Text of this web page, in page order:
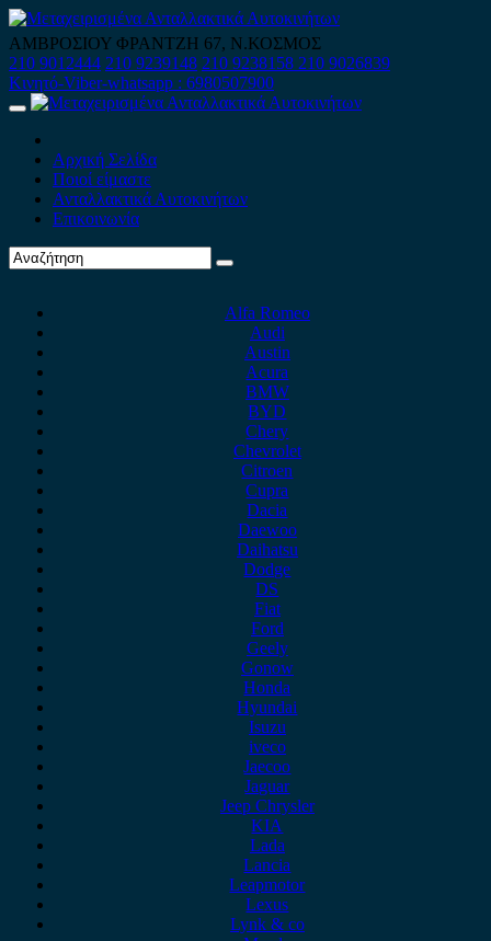
Skip
to
content
ΑΜΒΡΟΣΙΟΥ ΦΡΑΝΤΖΗ 67, Ν.ΚΟΣΜΟΣ
210 9012444 210 9239148 210 9238158 210 9026839
Κινητό-Viber-whatsapp : 6980507900
Primary
Αρχική Σελίδα
Ποιοί είμαστε
Ανταλλακτικά Αυτοκινήτων
Επικοινωνία
Alfa Romeo
Audi
Austin
Acura
BMW
BYD
Chery
Chevrolet
Citroen
Cupra
Dacia
Daewoo
Daihatsu
Dodge
DS
Fiat
Ford
Geely
Gonow
Honda
Hyundai
Isuzu
iveco
Jaecoo
Jaguar
Jeep Chrysler
KIA
Lada
Lancia
Leapmotor
Lexus
Lynk & co